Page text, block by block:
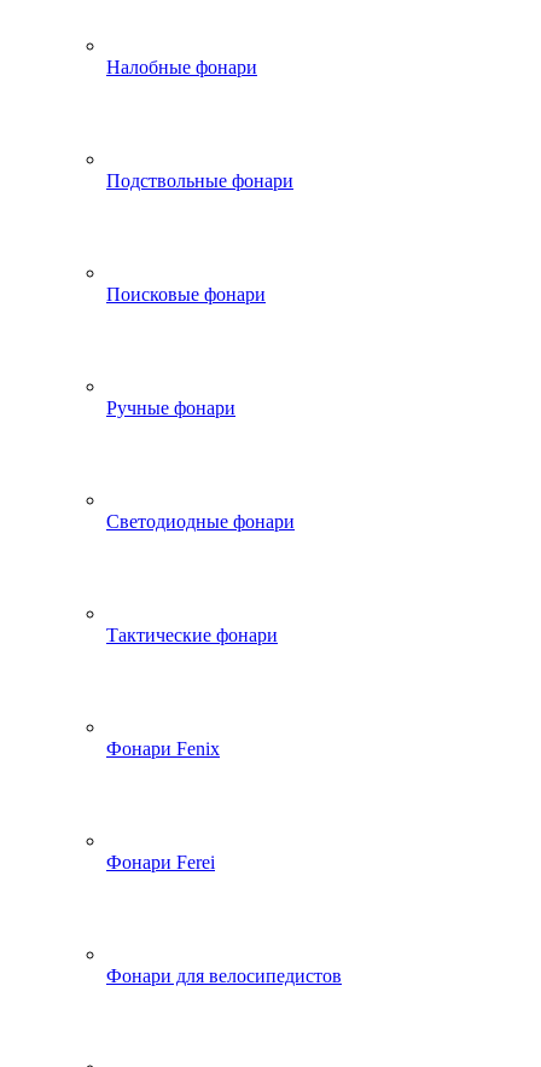
Налобные фонари
Подствольные фонари
Поисковые фонари
Ручные фонари
Светодиодные фонари
Тактические фонари
Фонари Fenix
Фонари Ferei
Фонари для велосипедистов